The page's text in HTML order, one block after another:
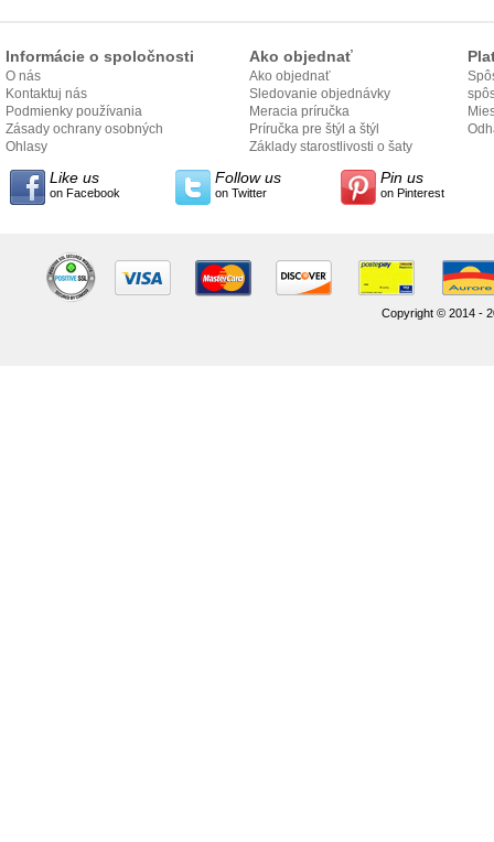
Informácie o spoločnosti
O nás
Kontaktuj nás
Podmienky používania
Zásady ochrany osobných
údajov
Ohlasy
Ako objednať
Ako objednať
Sledovanie objednávky
Meracia príručka
Príručka pre štýl a štýl
Základy starostlivosti o šaty
Like us
on Facebook
Follow us
on Twitter
Pin us
on Pinterest
Copyright © 2014 -